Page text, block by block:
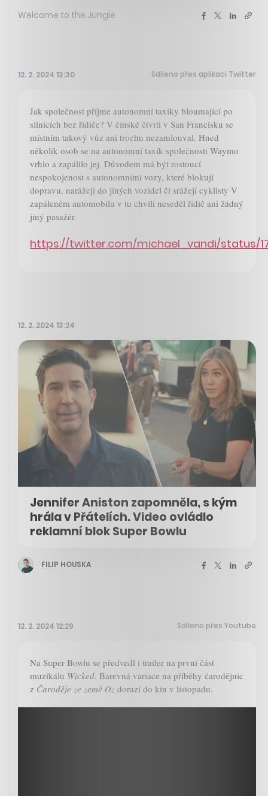
Welcome to the Jungle
12. 2. 2024 13:30 Sdíleno přes aplikaci Twitter
Jak společnost příjme autonomní taxíky bloumající po
silnicích bez řidiče? V čínské čtvrti v San Francisku se
místním takový vůz ani trochu nezamlouval. Hned
několik osob se na autonomní taxík společnosti Waymo
vrhlo a zapálilo jej. Důvodem má být rostoucí
nespokojenost s autonomními vozy, které blokují
dopravu, narážejí do jiných vozidel či srážejí cyklisty V
zapáleném automobilu v tu chvíli neseděl řidič ani žádný
jiný pasažér.
https://twitter.com/michael_vandi/status/
12. 2. 2024 13:24
Jennifer Aniston zapomněla, s kým
hrála v Přátelích. Video ovládlo
reklamní blok Super Bowlu
FILIP HOUSKA
12. 2. 2024 12:29 Sdíleno přes Youtube
Na Super Bowlu se předvedl i trailer na první část
muzikálu Wicked. Barevná variace na příběhy čarodějnic
z Čaroděje ze země Oz dorazí do kin v listopadu.